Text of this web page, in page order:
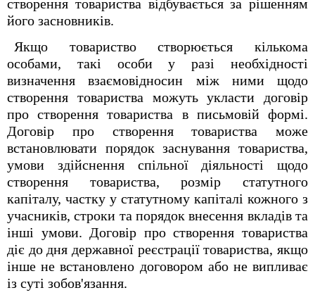
створення товариства відбувається за рішенням
його засновників.
Якщо товариство створюється кількома
особами, такі особи у разі необхідності
визначення взаємовідносин між ними щодо
створення товариства можуть укласти договір
про створення товариства в письмовій формі.
Договір про створення товариства може
встановлювати порядок заснування товариства,
умови здійснення спільної діяльності щодо
створення товариства, розмір статутного
капіталу, частку у статутному капіталі кожного з
учасників, строки та порядок внесення вкладів та
інші умови. Договір про створення товариства
діє до дня державної реєстрації товариства, якщо
інше не встановлено договором або не випливає
із суті зобов'язання.